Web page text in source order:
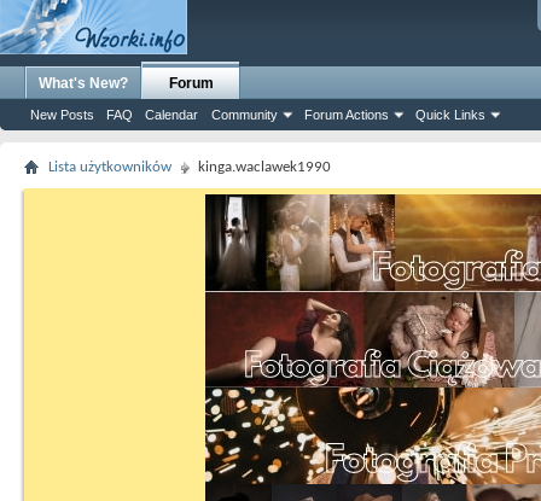
What's New? Forum
New Posts FAQ Calendar Community Forum Actions Quick Links
Lista użytkowników kinga.waclawek1990